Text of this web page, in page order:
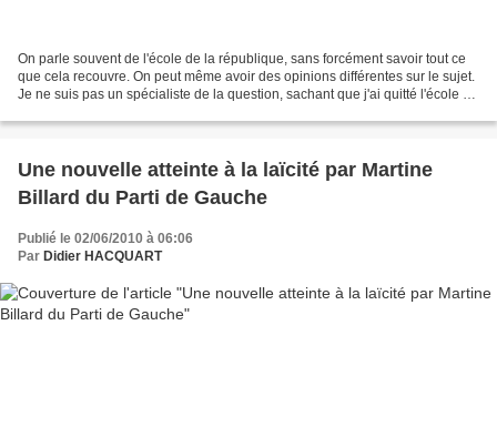
On parle souvent de l'école de la république, sans forcément savoir tout ce
que cela recouvre. On peut même avoir des opinions différentes sur le sujet.
Je ne suis pas un spécialiste de la question, sachant que j'ai quitté l'école en
Une nouvelle atteinte à la laïcité par Martine
Billard du Parti de Gauche
Publié le 02/06/2010 à 06:06
Par Didier HACQUART